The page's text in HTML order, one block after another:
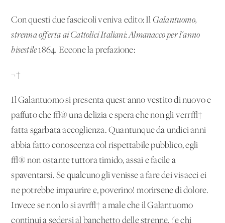
Con questi due fascicoli veniva edito: Il Galantuomo,
strenna offerta ai Cattolici Italiani: Almanacco per l'anno
bisestile1864. Eccone la prefazione:
¬†
Il Galantuomo si presenta quest'anno vestito di nuovo e
paffuto che √® una delizia e spera che non gli verr√†
fatta sgarbata accoglienza. Quantunque da undici anni
abbia fatto conoscenza col rispettabile pubblico, egli
√® non ostante tuttora timido, assai e facile a
spaventarsi. Se qualcuno gli venisse a fare dei visacci ei
ne potrebbe impaurire e, poverino! morirsene di dolore.
Invece se non lo si avr√† a male che il Galantuomo
continui a sedersi al banchetto delle strenne, (e chi